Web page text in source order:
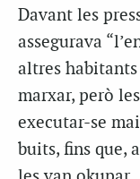
Davant les
assegurava
altres habitants
marxar, però
executar-se
buits, fins que,